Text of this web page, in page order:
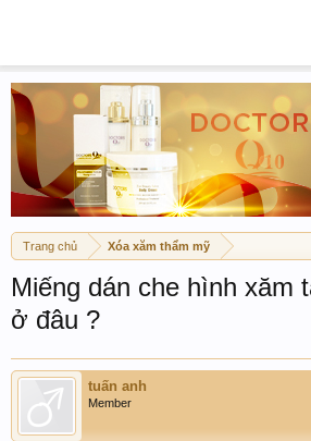
Trang chủ Xóa xăm thẩm mỹ
Miếng dán che hình xăm
ở đâu ?
tuấn anh
Member